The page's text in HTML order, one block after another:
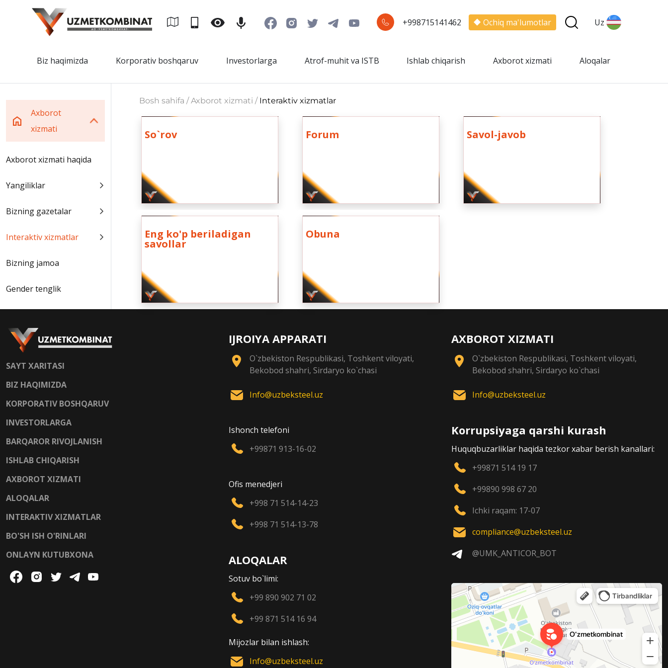
+998715141462 Ochiq ma'lumotlar Uz
Biz haqimizda Korporativ boshqaruv Investorlarga Atrof-muhit va ISTB Ishlab chiqarish Axborot xizmati Aloqalar
Axborot
xizmati
Axborot xizmati haqida
Yangiliklar
Bizning gazetalar
Interaktiv xizmatlar
Bizning jamoa
Gender tenglik
Bosh sahifa / Axborot xizmati / Interaktiv xizmatlar
So`rov Forum Savol-javob
Eng ko'p beriladigan
savollar
Obuna
SAYT XARITASI
BIZ HAQIMIZDA
KORPORATIV BOSHQARUV
INVESTORLARGA
BARQAROR RIVOJLANISH
ISHLAB CHIQARISH
AXBOROT XIZMATI
ALOQALAR
INTERAKTIV XIZMATLAR
BO'SH ISH O'RINLARI
ONLAYN KUTUBXONA
IJROIYA APPARATI
O`zbekiston Respublikasi, Toshkent viloyati,
Bekobod shahri, Sirdaryo ko`chasi
Info@uzbeksteel.uz
Ishonch telefoni
+99871 913-16-02
Ofis menedjeri
+998 71 514-14-23
+998 71 514-13-78
ALOQALAR
Sotuv bo`limi:
+99 890 902 71 02
+99 871 514 16 94
Mijozlar bilan ishlash:
Info@uzbeksteel.uz
AXBOROT XIZMATI
O`zbekiston Respublikasi, Toshkent viloyati,
Bekobod shahri, Sirdaryo ko`chasi
Info@uzbeksteel.uz
Korrupsiyaga qarshi kurash
Huquqbuzarliklar haqida tezkor xabar berish kanallari:
+99871 514 19 17
+99890 998 67 20
Ichki raqam: 17-07
compliance@uzbeksteel.uz
@UMK_ANTICOR_BOT